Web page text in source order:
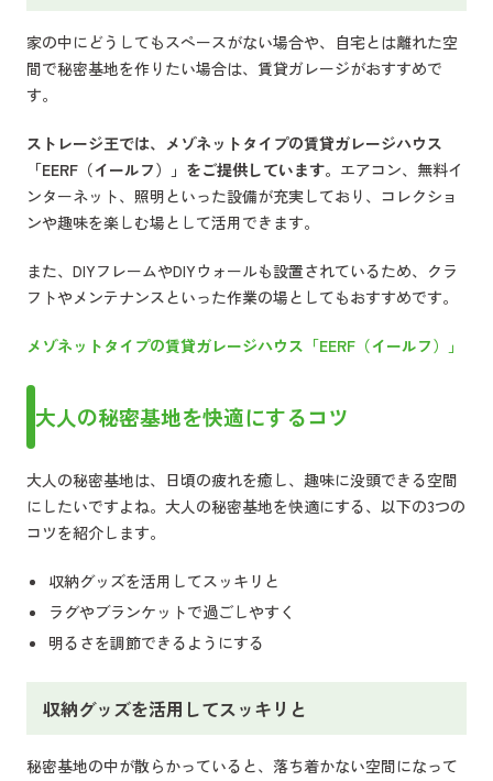
家の中にどうしてもスペースがない場合や、自宅とは離れた空
間で秘密基地を作りたい場合は、賃貸ガレージがおすすめで
す。
ストレージ王では、メゾネットタイプの賃貸ガレージハウス
「EERF（イールフ）」をご提供しています。 エアコン、無料イ
ンターネット、照明といった設備が充実しており、コレクショ
ンや趣味を楽しむ場として活用できます。
また、DIYフレームやDIYウォールも設置されているため、クラ
フトやメンテナンスといった作業の場としてもおすすめです。
メゾネットタイプの賃貸ガレージハウス「EERF（イールフ）」
大人の秘密基地を快適にするコツ
大人の秘密基地は、日頃の疲れを癒し、趣味に没頭できる空間
にしたいですよね。大人の秘密基地を快適にする、以下の3つの
コツを紹介します。
収納グッズを活用してスッキリと
ラグやブランケットで過ごしやすく
明るさを調節できるようにする
収納グッズを活用してスッキリと
秘密基地の中が散らかっていると、落ち着かない空間になって